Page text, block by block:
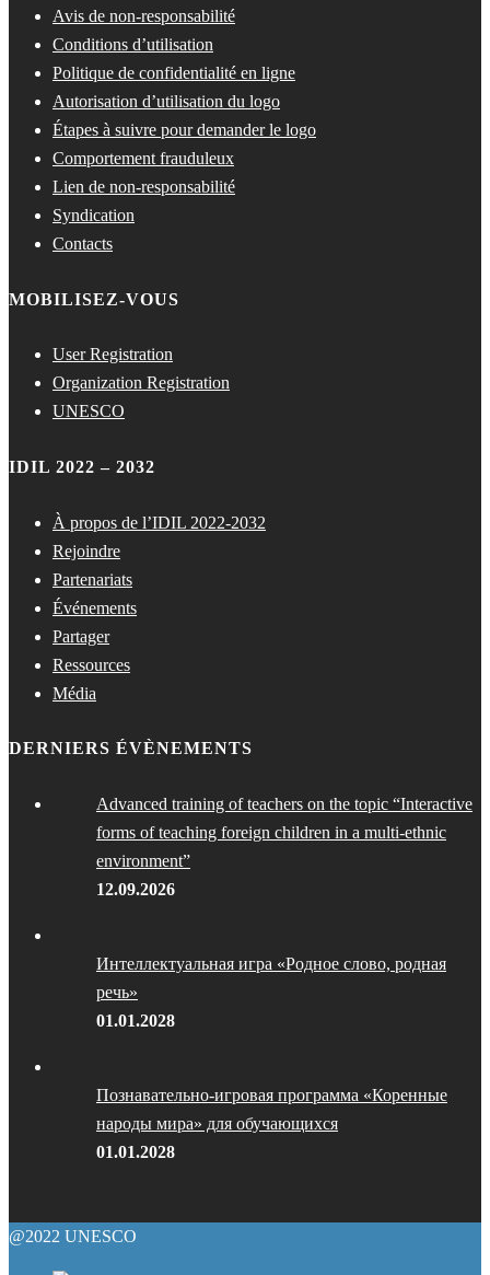
Avis de non-responsabilité
Conditions d’utilisation
Politique de confidentialité en ligne
Autorisation d’utilisation du logo
Étapes à suivre pour demander le logo
Comportement frauduleux
Lien de non-responsabilité
Syndication
Contacts
MOBILISEZ-VOUS
User Registration
Organization Registration
UNESCO
IDIL 2022 – 2032
À propos de l’IDIL 2022-2032
Rejoindre
Partenariats
Événements
Partager
Ressources
Média
DERNIERS ÉVÈNEMENTS
Advanced training of teachers on the topic “Interactive
forms of teaching foreign children in a multi-ethnic
environment”
12.09.2026
Интеллектуальная игра «Родное слово, родная
речь»
01.01.2028
Познавательно-игровая программа «Коренные
народы мира» для обучающихся
01.01.2028
@2022 UNESCO